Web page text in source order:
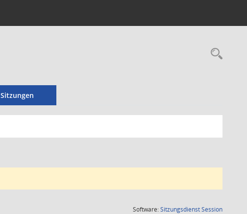
Sitzungen
Software:SitzungsdienstSession(Wird in